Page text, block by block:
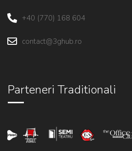
+40 (770) 168 604
contact@3ghub.ro
Parteneri Traditionali